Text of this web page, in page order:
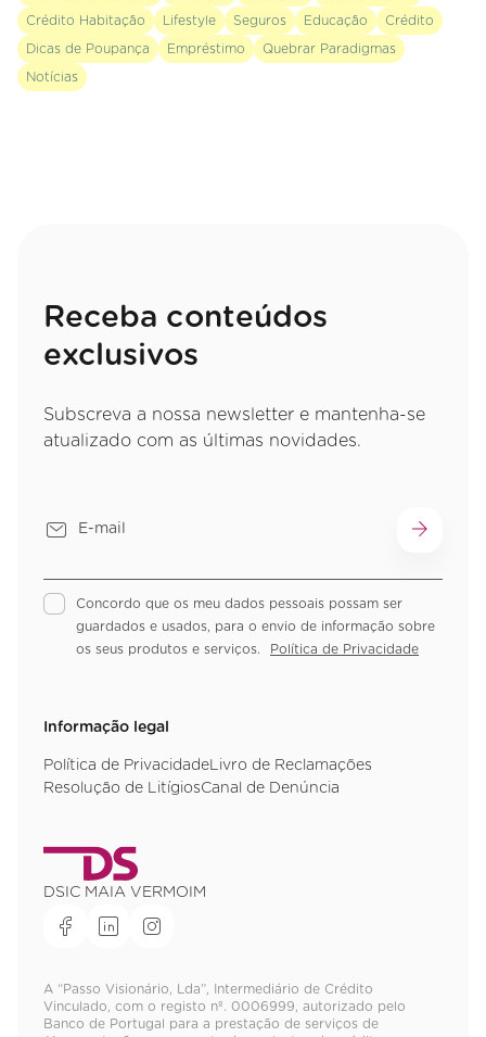
Crédito Habitação Lifestyle Seguros Educação Crédito
Dicas de Poupança Empréstimo Quebrar Paradigmas
Notícias
Receba conteúdos
exclusivos
Subscreva a nossa newsletter e mantenha-se
atualizado com as últimas novidades.
Concordo que os meu dados pessoais possam ser
guardados e usados, para o envio de informação sobre
os seus produtos e serviços.
Política de Privacidade
Informação legal
Política de Privacidade Livro de Reclamações
Resolução de LitígiosCanal de Denúncia
DSIC MAIA VERMOIM
A “Passo Visionário, Lda”, Intermediário de Crédito
Vinculado, com o registo nº. 0006999, autorizado pelo
Banco de Portugal para a prestação de serviços de